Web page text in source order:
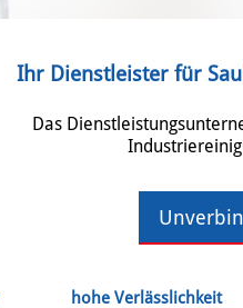
Ihr Dienstleister für
Das
hohe Verlässlichkeit